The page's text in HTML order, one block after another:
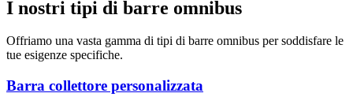
I nostri tipi di barre omnibus
Offriamo una vasta gamma di tipi di barre omnibus per soddisfare le
tue esigenze specifiche.
Barra collettore personalizzata